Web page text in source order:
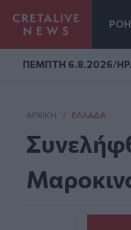
ΠΕΜΠΤΗ 6.8.2026/
ΑΡΧΙΚΗ / ΕΛΛΆΔΑ